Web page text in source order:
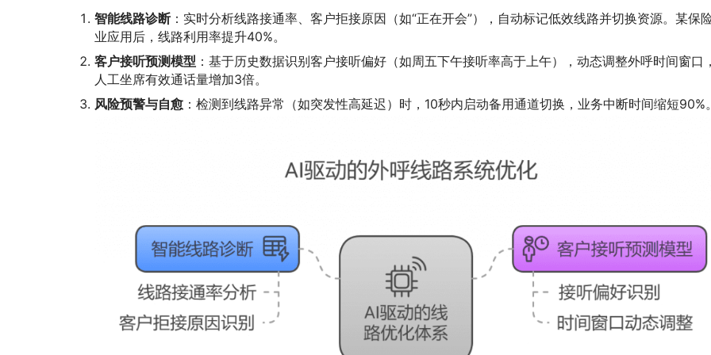
智能线路诊断 ：实时分析线路接通率、客户拒接原因（如“正在开会”），自动标记低效线路并切换资源。某保
业应用后，线路利用率提升40%。
客户接听预测模型 ：基于历史数据识别客户接听偏好（如周五下午接听率高于上午），动态调整外呼时间窗口，
人工坐席有效通话量增加3倍。
风险预警与自愈 ：检测到线路异常（如突发性高延迟）时，10秒内启动备用通道切换，业务中断时间缩短90%。